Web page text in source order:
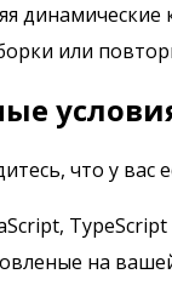
или
что у вас
на